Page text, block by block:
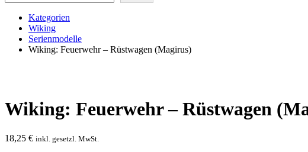
Kategorien
Wiking
Serienmodelle
Wiking: Feuerwehr – Rüstwagen (Magirus)
Wiking: Feuerwehr – Rüstwagen
18,25 € inkl. gesetzl. MwSt.